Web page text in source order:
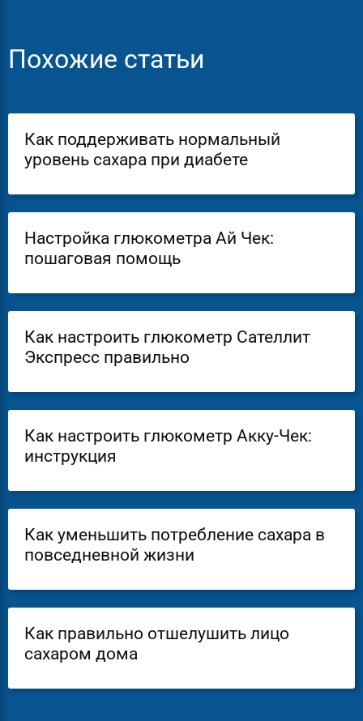
Похожие статьи
Как поддерживать нормальный
уровень сахара при диабете
Настройка глюкометра Ай Чек:
пошаговая помощь
Как настроить глюкометр Сателлит
Экспресс правильно
Как настроить глюкометр Акку-Чек:
инструкция
Как уменьшить потребление сахара в
повседневной жизни
Как правильно отшелушить лицо
сахаром дома